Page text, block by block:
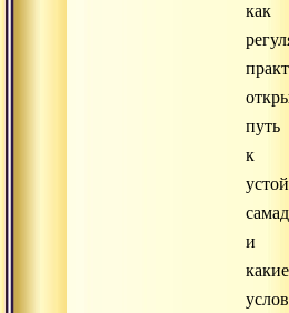
как
путь
к
и
какие